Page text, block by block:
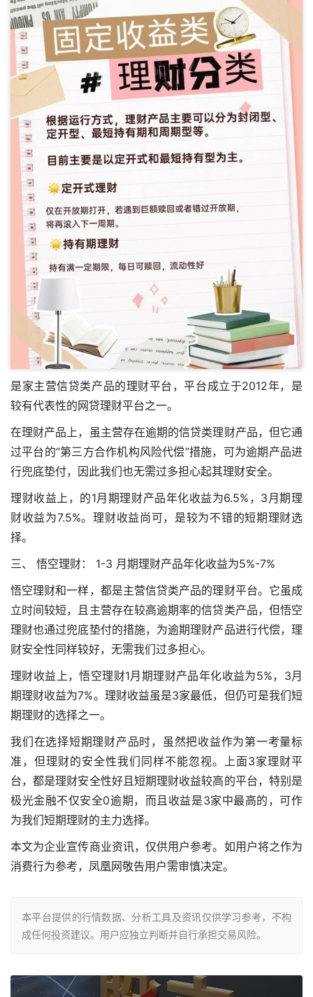
是家主营信贷类产品的理财平台，平台成立于2012年，是
较有代表性的网贷理财平台之一。
在理财产品上，虽主营存在逾期的信贷类理财产品，但它通
过平台的“第三方合作机构风险代偿”措施，可为逾期产品进
行兜底垫付，因此我们也无需过多担心起其理财安全。
理财收益上，的1月期理财产品年化收益为6.5%，3月期理
财收益为7.5%。理财收益尚可，是较为不错的短期理财选
择。
三、 悟空理财： 1-3 月期理财产品年化收益为5%-7%
悟空理财和一样，都是主营信贷类产品的理财平台。它虽成
立时间较短，且主营存在较高逾期率的信贷类产品，但悟空
理财也通过兜底垫付的措施，为逾期理财产品进行代偿，理
财安全性同样较好，无需我们过多担心。
理财收益上，悟空理财1月期理财产品年化收益为5%，3月
期理财收益为7%。理财收益虽是3家最低，但仍可是我们短
期理财的选择之一。
我们在选择短期理财产品时，虽然把收益作为第一考量标
准，但理财的安全性我们同样不能忽视。上面3家理财平
台，都是理财安全性好且短期理财收益较高的平台，特别是
极光金融不仅安全0逾期，而且收益是3家中最高的，可作
为我们短期理财的主力选择。
本文为企业宣传商业资讯，仅供用户参考。如用户将之作为
消费行为参考，凤凰网敬告用户需审慎决定。
本平台提供的行情数据、分析工具及资讯仅供学习参考，不构
成任何投资建议。用户应独立判断并自行承担交易风险。